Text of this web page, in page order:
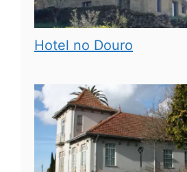
Hotel no Douro